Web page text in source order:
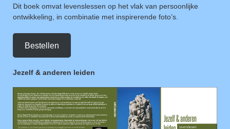
Dit boek omvat levenslessen op het vlak van persoonlijke
ontwikkeling, in combinatie met inspirerende foto’s.
Bestellen
Jezelf & anderen leiden